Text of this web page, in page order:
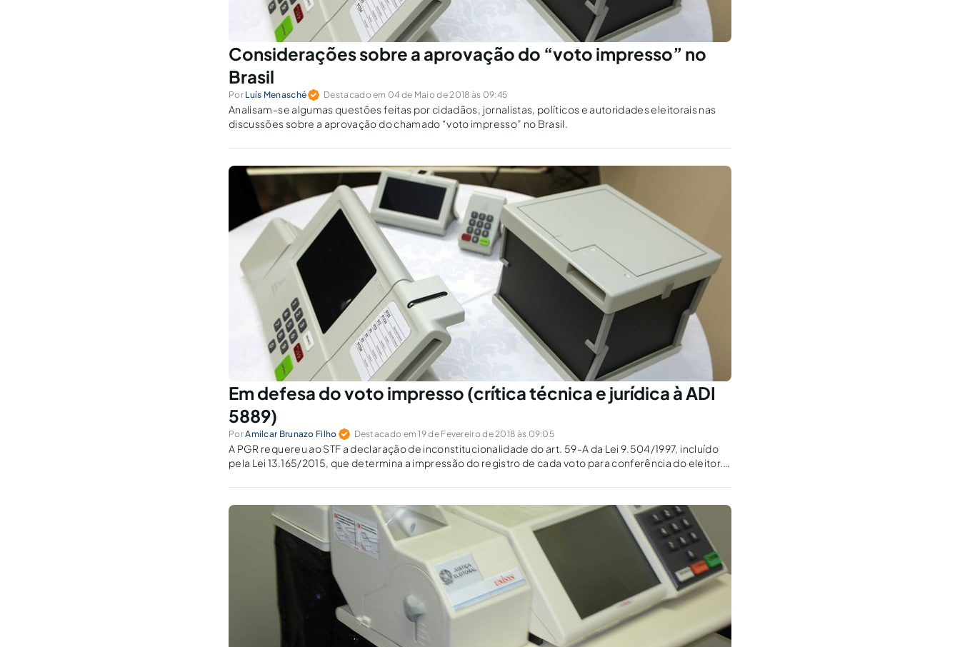
Considerações sobre a aprovação do “voto impresso” no
Brasil
Por Luís Menasché Destacado em 04 de Maio de 2018 às 09:45
Analisam-se algumas questões feitas por cidadãos, jornalistas, políticos e autoridades eleitorais nas
discussões sobre a aprovação do chamado “voto impresso” no Brasil.
Em defesa do voto impresso (crítica técnica e jurídica à ADI
5889)
PorAmilcar Brunazo Filho Destacado em 19 de Fevereiro de 2018 às 09:05
A PGR requereu ao STF a declaração de inconstitucionalidade do art. 59-A da Lei 9.504/1997, incluído
pela Lei 13.165/2015, que determina a impressão do registro de cada voto para conferência do eleitor.